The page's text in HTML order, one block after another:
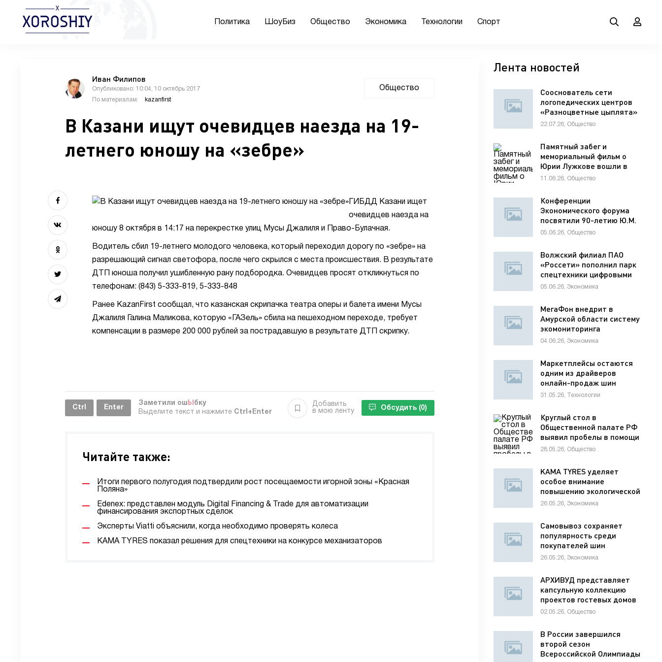
Политика ШоуБиз Общество Экономика Технологии Спорт
Иван Филипов
Опубликовано: 10:04, 10 октябрь 2017
По материалам:
kazanfirst
Общество
В Казани ищут очевидцев наезда на 19-
летнего юношу на «зебре»
ГИБДД Казани ищет
очевидцев наезда на
юношу 8 октября в 14:17 на перекрестке улиц Мусы Джалиля и Право-Булачная.
Водитель сбил 19-летнего молодого человека, который переходил дорогу по «зебре» на
разрешающий сигнал светофора, после чего скрылся с места происшествия. В результате
ДТП юноша получил ушибленную рану подбородка. Очевидцев просят откликнуться по
телефонам: (843) 5-333-819, 5-333-848
Ранее KazanFirst сообщал, что казанская скрипачка театра оперы и балета имени Мусы
Джалиля Галина Маликова, которую «ГАЗель» сбила на пешеходном переходе, требует
компенсации в размере 200 000 рублей за пострадавшую в результате ДТП скрипку.
Ctrl Enter
Заметили ош Ы бку
Выделите текст и нажмите Ctrl+Enter
Добавить
в мою ленту
Обсудить (0)
Читайте также:
Итоги первого полугодия подтвердили рост посещаемости игорной зоны «Красная
Поляна»
Edenex: представлен модуль Digital Financing & Trade для автоматизации
финансирования экспортных сделок
Эксперты Viatti объяснили, когда необходимо проверять колеса
KAMA TYRES показал решения для спецтехники на конкурсе механизаторов
Лента новостей
Сооснователь сети
логопедических центров
«Разноцветные цыплята»
Елена Мельникова
коммуникации для
развития речи ребенка
22.07.26, Общество
Памятный забег и
мемориальный фильм о
Юрии Лужкове вошли в
программу фестиваля
11.06.26, Общество
Конференции
Экономического форума
посвятили 90-летию Ю.М.
Лужкова
05.06.26, Общество
Волжский филиал ПАО
«Россети» пополнил парк
спецтехники цифровыми
диагностическими
05.06.26, Экономика
МегаФон внедрит в
Амурской области систему
экомониторинга
04.06.26, Экономика
Маркетплейсы остаются
одним из драйверов
онлайн-продаж шин
31.05.26, Технологии
Круглый стол в
Общественной палате РФ
выявил пробелы в помощи
раненым детям
28.05.26, Общество
KAMA TYRES уделяет
особое внимание
повышению экологической
ответственности
26.05.26, Экономика
Самовывоз сохраняет
популярность среди
покупателей шин
26.05.26, Экономика
АРХИВУД представляет
капсульную коллекцию
проектов гостевых домов
для отелей
02.05.26, Общество
В России завершился
второй сезон
Всероссийской Олимпиады